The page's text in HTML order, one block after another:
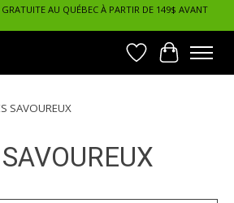
AU QUÉBEC À PARTIR DE 149$ AVANT
Liste dePanier
SAVOUREUX